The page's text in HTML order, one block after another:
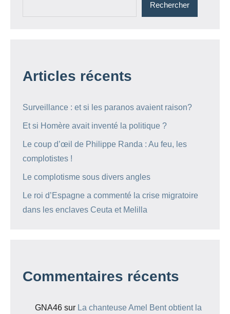
Rechercher
Articles récents
Surveillance : et si les paranos avaient raison?
Et si Homère avait inventé la politique ?
Le coup d’œil de Philippe Randa : Au feu, les
complotistes !
Le complotisme sous divers angles
Le roi d’Espagne a commenté la crise migratoire
dans les enclaves Ceuta et Melilla
Commentaires récents
GNA46 sur La chanteuse Amel Bent obtient la